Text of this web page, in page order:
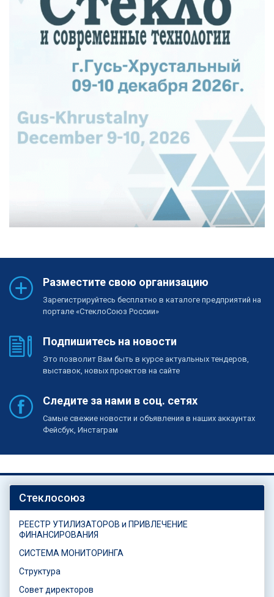
Разместите свою организацию
Зарегистрируйтесь бесплатно в каталоге предприятий на
портале «СтеклоСоюз России»
Подпишитесь на новости
Это позволит Вам быть в курсе актуальных тендеров,
выставок, новых проектов на сайте
Следите за нами в соц. сетях
Самые свежие новости и объявления в наших аккаунтах
Фейсбук, Инстаграм
Стеклосоюз
РЕЕСТР УТИЛИЗАТОРОВ и ПРИВЛЕЧЕНИЕ
ФИНАНСИРОВАНИЯ
СИСТЕМА МОНИТОРИНГА
Структура
Совет директоров